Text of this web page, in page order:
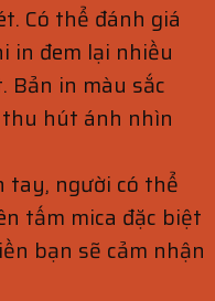
Có thể đánh giá
in đem lại nhiều
Bản in màu sắc
hút ánh nhìn
tay, người có thể
tấm mica đặc biệt
bạn sẽ cảm nhận